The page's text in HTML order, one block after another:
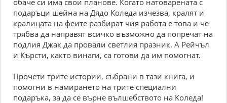
обаче си има свои планове. Когато натоварената с
подаръци шейна на Дядо Коледа изчезва, кралят и
кралицата на феите разбират чия работа е това и че
трябва да направят всичко възможно да попречат на
подлия Джак да провали светлия празник. А Рейчъл
и Кърсти, както винаги, са готови да им помогнат.
Прочети трите истории, събрани в тази книга, и
помогни в намирането на трите специални
подаръка, за да се върне вълшебството на Коледа!